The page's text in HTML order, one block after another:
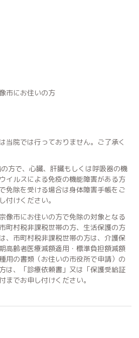
市にお住いの方
当院では行っておりません。ご了承く
方で、心臓、肝臓もしくは呼吸器の機
イルスによる免疫の機能障害がある方
免除を受ける場合は身体障害手帳をご
付けください。
像市にお住いの方で免除の対象となる
町村税非課税世帯の方、生活保護の方
、市町村税非課税世帯の方は、介護保
高齢者医療減額適用・標準負担額減額
用の書類（お住いの市役所で申請）の
は、「診療依頼書」又は「保護受給証
までお申し付けください。